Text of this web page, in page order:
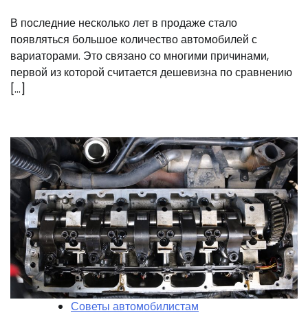
В последние несколько лет в продаже стало
появляться большое количество автомобилей с
вариаторами. Это связано со многими причинами,
первой из которой считается дешевизна по сравнению
[…]
Советы автомобилистам